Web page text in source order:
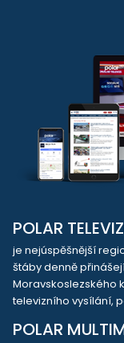
POLAR
je nejúspěšnější
štáby denně
Moravskoslezského
televizního vysílání,
POLAR